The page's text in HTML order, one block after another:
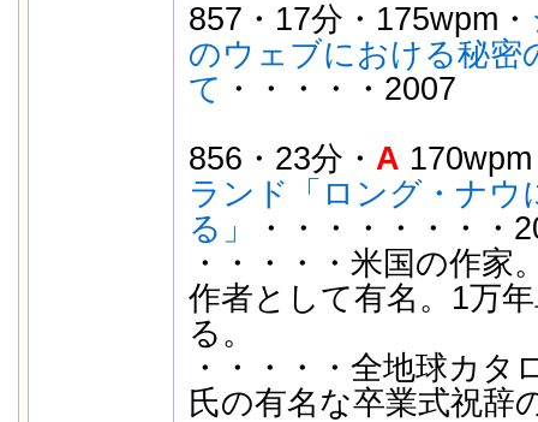
857・17分・175wpm・
のウェブにおける秘密
て ・・・・・2007
856・23分・ A
ランド「ロング・ナウ
る」
・・・・・・・・
・・・・・米国の作家
作者として有名。1万
る。
・・・・・全地球カタ
氏の有名な卒業式祝辞